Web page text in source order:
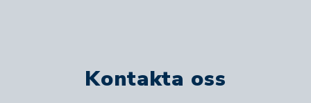
Kontakta oss